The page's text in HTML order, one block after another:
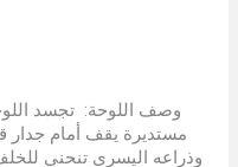
وصف اللوحة: تجسد
مستديرة يقف أمام جدار
وذراعه اليسرى تنحني